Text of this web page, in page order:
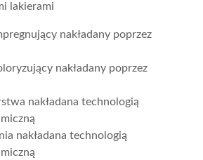
lakierami
nakładany poprzez
nakładany poprzez
nakładana technologią
nakładana technologią